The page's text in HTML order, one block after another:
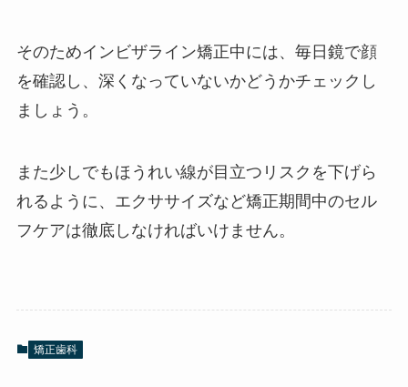
そのためインビザライン矯正中には、毎日鏡で顔
を確認し、深くなっていないかどうかチェックし
ましょう。
また少しでもほうれい線が目立つリスクを下げら
れるように、エクササイズなど矯正期間中のセル
フケアは徹底しなければいけません。
矯正歯科